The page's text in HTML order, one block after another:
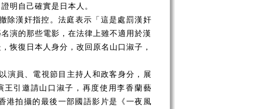
明自己確實是日本人。
漢奸指控。法庭表示「這是處罰漢奸
演的那些電影，在法律上雖不適用於漢
恢復日本人身分，改回原名山口淑子，
員、電視節目主持人和政客身分，展
引邀請山口淑子，再度使用李香蘭藝
港拍攝的最後一部國語影片是《一夜風